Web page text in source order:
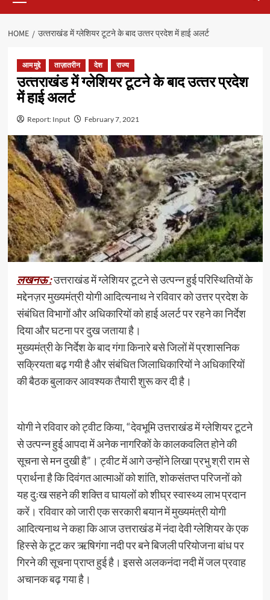
HOME उत्‍तराखंड में ग्‍लेशियर टूटने के बाद उत्‍तर प्रदेश में हाई अलर्ट
आम मुद्दे ताज़ातरीन देश राज्य
उत्‍तराखंड में ग्‍लेशियर टूटने के बाद उत्‍तर प्रदेश
में हाई अलर्ट
Report: Input February 7, 2021
लखनऊ :उत्तराखंड में ग्लेशियर टूटने से उत्पन्न हुई परिस्थितियों के
मद्देनज़र मुख्यमंत्री योगी आदित्यनाथ ने रविवार को उत्तर प्रदेश के
संबंधित विभागों और अधिकारियों को हाई अलर्ट पर रहने का निर्देश
दिया और घटना पर दुख जताया है।
मुख्‍यमंत्री के निर्देश के बाद गंगा किनारे बसे जिलों में प्रशासनिक
सक्रियता बढ़ गयी है और संबंधित जिलाधिकारियों ने अधिकारियों
की बैठक बुलाकर आवश्‍यक तैयारी शुरू कर दी है।
योगी ने रविवार को ट्वीट किया, “देवभूमि उत्तराखंड में ग्लेशियर टूटने
से उत्पन्न हुई आपदा में अनेक नागरिकों के कालकवलित होने की
सूचना से मन दुखी है”। ट्वीट में आगे उन्‍होंने लिखा प्रभु श्री राम से
प्रार्थना है कि दिवंगत आत्माओं को शांति, शोकसंतप्त परिजनों को
यह दुःख सहने की शक्ति व घायलों को शीघ्र स्वास्थ्य लाभ प्रदान
करें। रविवार को जारी एक सरकारी बयान में मुख्यमंत्री योगी
आदित्यनाथ ने कहा कि आज उत्तराखंड में नंदा देवी ग्लेशियर के एक
हिस्से के टूट कर ऋषिगंगा नदी पर बने बिजली परियोजना बांध पर
गिरने की सूचना प्राप्त हुई है। इससे अलकनंदा नदी में जल प्रवाह
अचानक बढ़ गया है।